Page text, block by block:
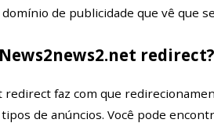
de publicidade que vê que
redirect?
redirect faz com que
de anúncios. Você pode